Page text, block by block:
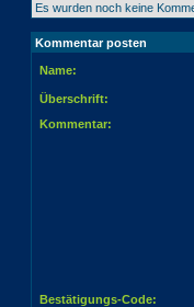
Es wurden noch keine
Kommentar posten
Name:
Überschrift:
Kommentar:
Bestätigungs-Code: